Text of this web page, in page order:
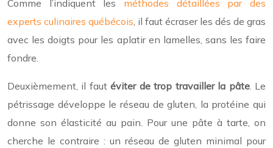
Comme l’indiquent les méthodes détaillées par des
experts culinaires québécois, il faut écraser les dés de gras
avec les doigts pour les aplatir en lamelles, sans les faire
fondre.
Deuxièmement, il fautéviter de trop travailler la pâte. Le
pétrissage développe le réseau de gluten, la protéine qui
donne son élasticité au pain. Pour une pâte à tarte, on
cherche le contraire : un réseau de gluten minimal pour